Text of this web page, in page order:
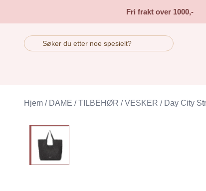
Fri frakt over 1000,-
Hjem / DAME / TILBEHØR / VESKER / Day City